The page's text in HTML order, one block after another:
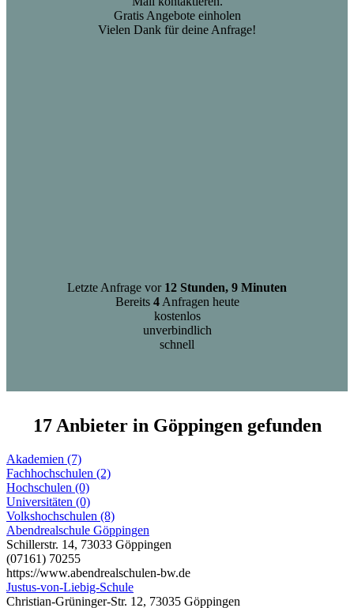
Gratis Angebote einholen
Vielen Dank für deine Anfrage!
Letzte Anfrage vor 12 Stunden, 9 Minuten
Bereits 4Anfragen heute
kostenlos
unverbindlich
schnell
17 Anbieter in Göppingen gefunden
Akademien (7)
Fachhochschulen (2)
Hochschulen (0)
Universitäten (0)
Volkshochschulen (8)
Abendrealschule Göppingen
Schillerstr. 14, 73033 Göppingen
(07161) 70255
https://www.abendrealschulen-bw.de
Justus-von-Liebig-Schule
Christian-Grüninger-Str. 12, 73035 Göppingen